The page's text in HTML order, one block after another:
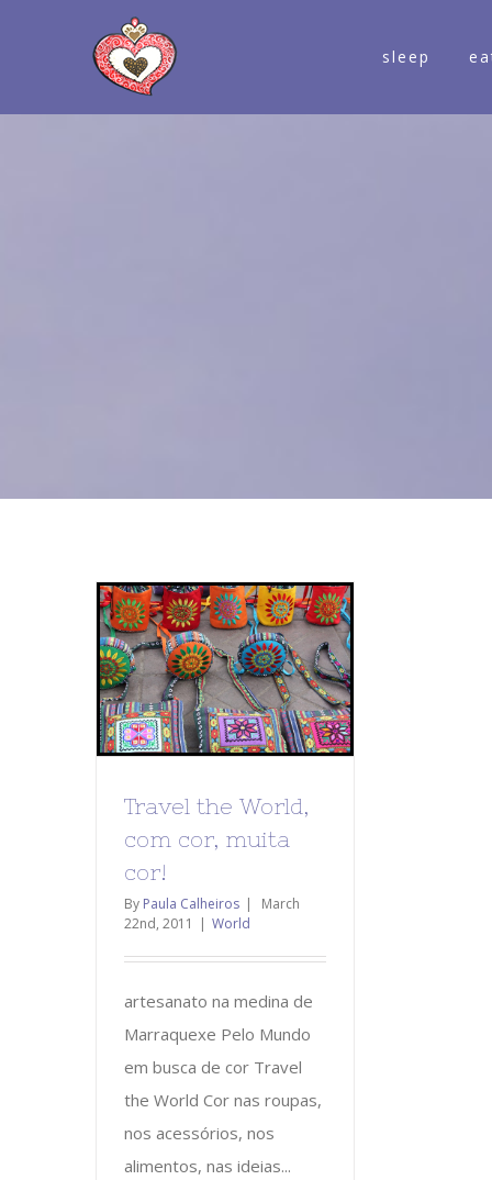
sleep
Travel the World,
com cor, muita
cor!
By Paula Calheiros |
March
22nd, 2011
| World
artesanato na medina de
Marraquexe Pelo Mundo
em busca de cor Travel
the World Cor nas roupas,
nos acessórios, nos
alimentos, nas ideias...